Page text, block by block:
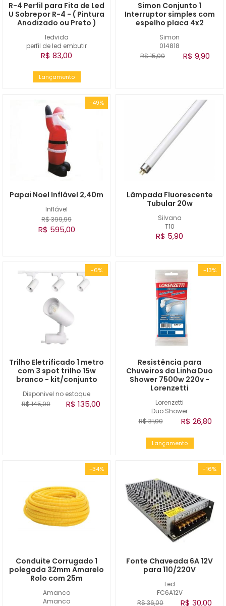
ledvida
perfil de led embutir
R-4 Perfil para Fita de Led
U Sobrepor R-4 - ( Pintura
Anodizado ou Preto )
R$ 83,00
Lançamento
Simon
014818
Simon Conjunto 1
Interruptor simples com
espelho placa 4x2
R$ 15,00 R$ 9,90
-49%
Inflável
Papai Noel Inflável 2,40m
R$ 399,99
R$ 595,00
Silvana
T10
Lâmpada Fluorescente
Tubular 20w
R$ 5,90
-6%
Disponivel no estoque
Trilho Eletrificado 1 metro
com 3 spot trilho 15w
branco - kit/conjunto
R$ 145,00 R$ 135,00
-13%
Lorenzetti
Duo Shower
Resistência para
Chuveiros da Linha Duo
Shower 7500w 220v -
Lorenzetti
R$ 31,00 R$ 26,80
Lançamento
-34%
Amanco
Amanco
Conduite Corrugado 1
polegada 32mm Amarelo
Rolo com 25m
-16%
Led
FC6A12V
Fonte Chaveada 6A 12V
para 110/220V
R$ 36,00 R$ 30,00